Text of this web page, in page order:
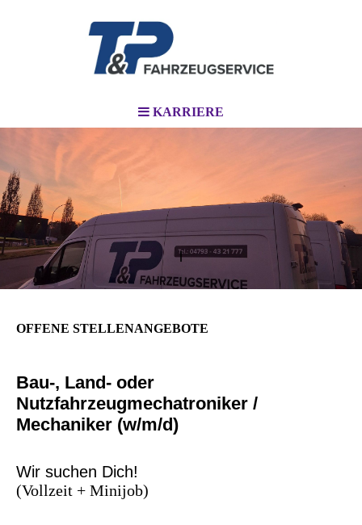
KARRIERE
l
OFFENE STELLENANGEBOTE
Bau-, Land- oder
Nutzfahrzeugmechatroniker /
Mechaniker (w/m/d)
Wir suchen Dich!
(Vollzeit + Minijob)